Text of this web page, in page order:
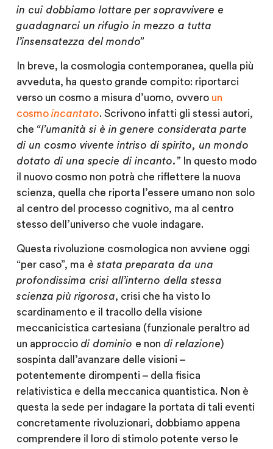
in cui dobbiamo lottare per sopravvivere e
guadagnarci un rifugio in mezzo a tutta
l’insensatezza del mondo”
In breve, la cosmologia contemporanea, quella più
avveduta, ha questo grande compito: riportarci
verso un cosmo a misura d’uomo, ovvero un
cosmo incantato. Scrivono infatti gli stessi autori,
che “l’umanità si è in genere considerata parte
di un cosmo vivente intriso di spirito, un mondo
dotato di una specie di incanto.”In questo modo
il nuovo cosmo non potrà che riflettere la nuova
scienza, quella che riporta l’essere umano non solo
al centro del processo cognitivo, ma al centro
stesso dell’universo che vuole indagare.
Questa rivoluzione cosmologica non avviene oggi
“per caso”, ma è stata preparata da una
profondissima crisi all’interno della stessa
scienza più rigorosa, crisi che ha visto lo
scardinamento e il tracollo della visione
meccanicistica cartesiana (funzionale peraltro ad
un approccio di dominio e non di relazione)
sospinta dall’avanzare delle visioni –
potentemente dirompenti – della fisica
relativistica e della meccanica quantistica. Non è
questa la sede per indagare la portata di tali eventi
concretamente rivoluzionari, dobbiamo appena
comprendere il loro di stimolo potente verso le